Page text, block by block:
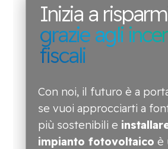
Inizia a
grazie agli
fiscali
Con noi, il futuro è a
se vuoi approcciarti a
più sostenibili e
impianto fotovoltaico è